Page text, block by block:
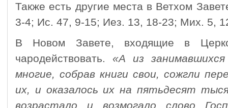
Также есть другие места в Ветхом
3-4; Ис. 47, 9-15; Иез. 13, 18-23; Мих. 5,
В Новом Завете, входя­щие в
чародейство­вать. «А из
многие, собрав книги свои, сожгли
их, и оказалось их на пятьдесят
возрастало и возмо­гало слово